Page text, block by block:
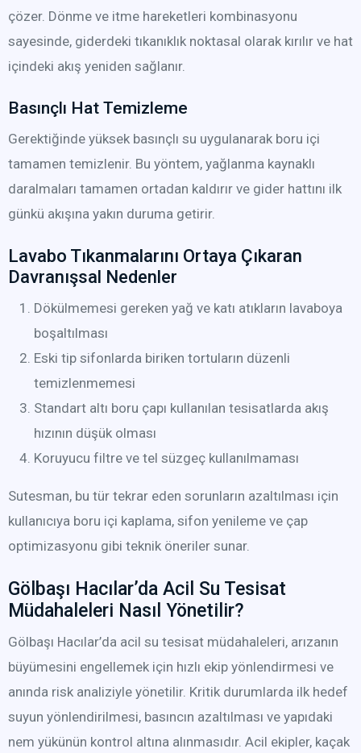
çözer. Dönme ve itme hareketleri kombinasyonu
sayesinde, giderdeki tıkanıklık noktasal olarak kırılır ve hat
içindeki akış yeniden sağlanır.
Basınçlı Hat Temizleme
Gerektiğinde yüksek basınçlı su uygulanarak boru içi
tamamen temizlenir. Bu yöntem, yağlanma kaynaklı
daralmaları tamamen ortadan kaldırır ve gider hattını ilk
günkü akışına yakın duruma getirir.
Lavabo Tıkanmalarını Ortaya Çıkaran
Davranışsal Nedenler
Dökülmemesi gereken yağ ve katı atıkların lavaboya
boşaltılması
Eski tip sifonlarda biriken tortuların düzenli
temizlenmemesi
Standart altı boru çapı kullanılan tesisatlarda akış
hızının düşük olması
Koruyucu filtre ve tel süzgeç kullanılmaması
Sutesman, bu tür tekrar eden sorunların azaltılması için
kullanıcıya boru içi kaplama, sifon yenileme ve çap
optimizasyonu gibi teknik öneriler sunar.
Gölbaşı Hacılar’da Acil Su Tesisat
Müdahaleleri Nasıl Yönetilir?
Gölbaşı Hacılar’da acil su tesisat müdahaleleri, arızanın
büyümesini engellemek için hızlı ekip yönlendirmesi ve
anında risk analiziyle yönetilir. Kritik durumlarda ilk hedef
suyun yönlendirilmesi, basıncın azaltılması ve yapıdaki
nem yükünün kontrol altına alınmasıdır. Acil ekipler, kaçak